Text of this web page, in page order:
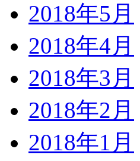
2018年5月
2018年4月
2018年3月
2018年2月
2018年1月